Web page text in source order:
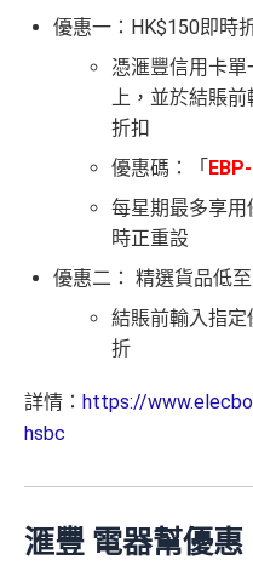
優惠一：HK$150即時
憑滙豐信用卡
上，並於結賬
折扣
優惠碼：「
每星期最多享
時正重設
優惠二： 精選貨品低
結賬前輸入指定
折
詳情： https://
hsbc
滙豐 電器幫優惠